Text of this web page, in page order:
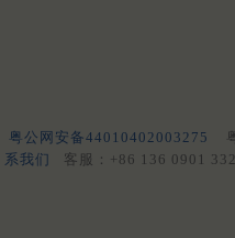
粤公网安备44010402003275
系我们
客服：+86 136 0901